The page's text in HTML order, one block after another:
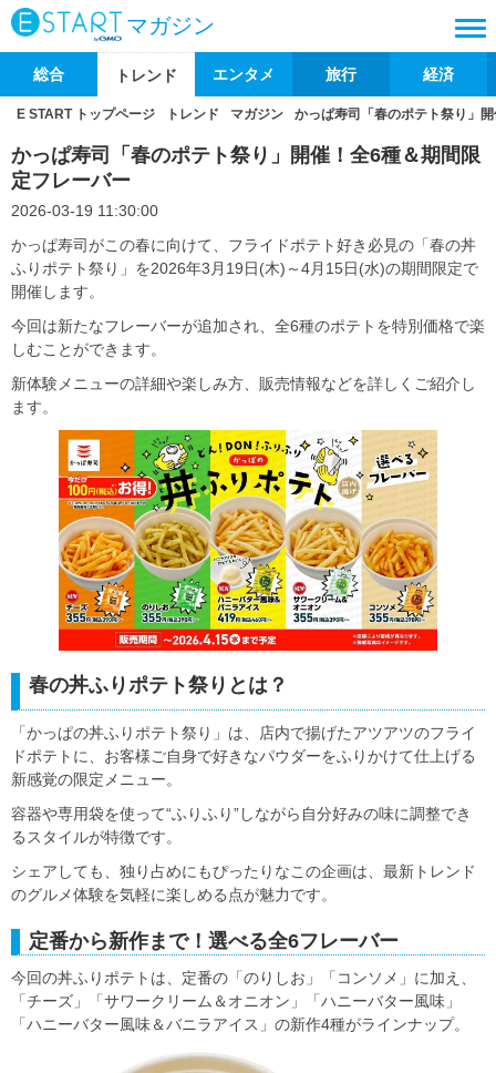
マガジン
総合 トレンド エンタメ 旅行 経済
E START トップページ トレンド マガジン かっぱ寿司「春のポテト祭り」
かっぱ寿司「春のポテト祭り」開催！全6種＆期間限
定フレーバー
2026-03-19 11:30:00
かっぱ寿司がこの春に向けて、フライドポテト好き必見の「春の丼
ふりポテト祭り」を2026年3月19日(木)～4月15日(水)の期間限定で
開催します。
今回は新たなフレーバーが追加され、全6種のポテトを特別価格で楽
しむことができます。
新体験メニューの詳細や楽しみ方、販売情報などを詳しくご紹介し
ます。
春の丼ふりポテト祭りとは？
「かっぱの丼ふりポテト祭り」は、店内で揚げたアツアツのフライ
ドポテトに、お客様ご自身で好きなパウダーをふりかけて仕上げる
新感覚の限定メニュー。
容器や専用袋を使って“ふりふり”しながら自分好みの味に調整でき
るスタイルが特徴です。
シェアしても、独り占めにもぴったりなこの企画は、最新トレンド
のグルメ体験を気軽に楽しめる点が魅力です。
定番から新作まで！選べる全6フレーバー
今回の丼ふりポテトは、定番の「のりしお」「コンソメ」に加え、
「チーズ」「サワークリーム＆オニオン」「ハニーバター風味」
「ハニーバター風味＆バニラアイス」の新作4種がラインナップ。